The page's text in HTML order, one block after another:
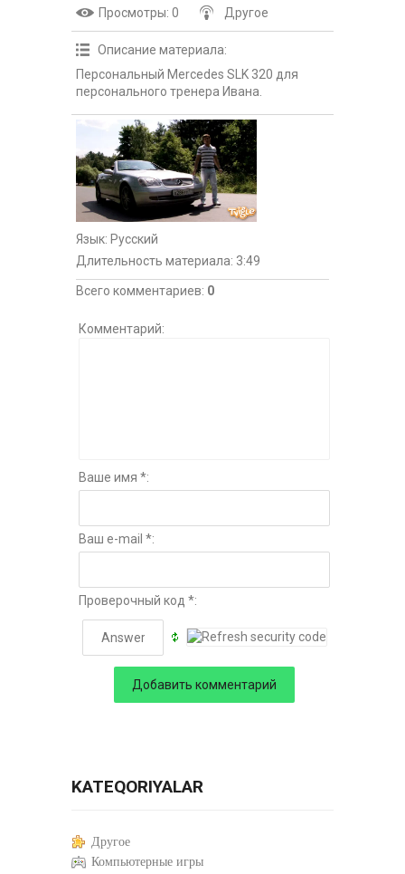
Просмотры: 0 Другое
Описание материала:
Персональный Mercedes SLK 320 для
персонального тренера Ивана.
Язык: Русский
Длительность материала: 3:49
Всего комментариев: 0
Комментарий:
Ваше имя *:
Ваш e-mail *:
Проверочный код *:
KATEQORIYALAR
Другое
Компьютерные игры